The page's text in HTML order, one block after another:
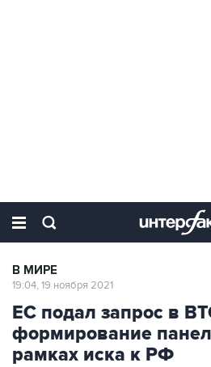
В МИРЕ
19:04, 19 ноября 2021
ЕС подал запрос в
формирование
рамках иска к РФ